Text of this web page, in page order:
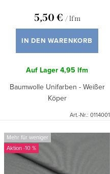
e
5,50 € / lfm
IN DEN WARENKORB
Auf Lager4,95 lfm
Baumwolle Unifarben - Weißer
Köper
Art.-Nr.: 0114001
Mehr für weniger
-10 %